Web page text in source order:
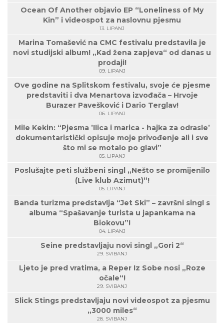
Ocean Of Another objavio EP “Loneliness of My
Kin” i videospot za naslovnu pjesmu
13. LIPANJ
Marina Tomašević na CMC festivalu predstavila je
novi studijski album! „Kad žena zapjeva“ od danas u
prodaji!
09. LIPANJ
Ove godine na Splitskom festivalu, svoje će pjesme
predstaviti i dva Menartova izvođača – Hrvoje
Burazer Pavešković i Dario Terglav!
06. LIPANJ
Mile Kekin: “Pjesma ’Ilica i marica - hajka za odrasle’
dokumentaristički opisuje moje privođenje ali i sve
što mi se motalo po glavi”
05. LIPANJ
Poslušajte peti službeni singl „Nešto se promijenilo
(Live klub Azimut)“!
05. LIPANJ
Banda turizma predstavlja “Jet Ski” – završni singl s
albuma “Spašavanje turista u japankama na
Biokovu”!
04. LIPANJ
Seine predstavljaju novi singl „Gori 2“
29. SVIBANJ
Ljeto je pred vratima, a Reper Iz Sobe nosi „Roze
očale“!
29. SVIBANJ
Slick Stings predstavljaju novi videospot za pjesmu
„3000 miles“
28. SVIBANJ